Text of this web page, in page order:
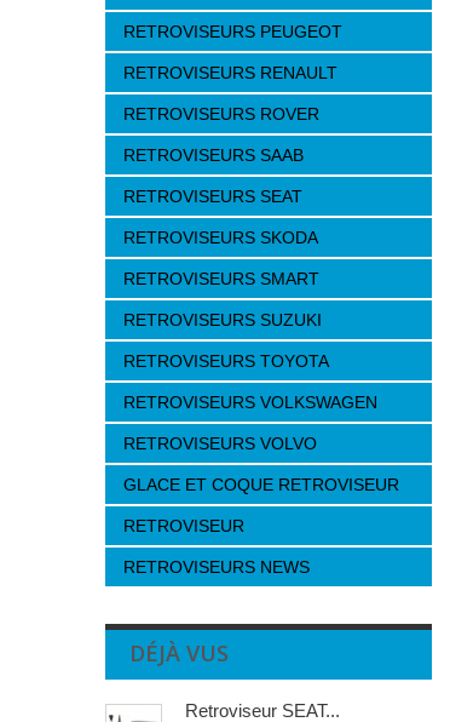
RETROVISEURS PEUGEOT
RETROVISEURS RENAULT
RETROVISEURS ROVER
RETROVISEURS SAAB
RETROVISEURS SEAT
RETROVISEURS SKODA
RETROVISEURS SMART
RETROVISEURS SUZUKI
RETROVISEURS TOYOTA
RETROVISEURS VOLKSWAGEN
RETROVISEURS VOLVO
GLACE ET COQUE RETROVISEUR
RETROVISEUR
RETROVISEURS NEWS
DÉJÀ VUS
Retroviseur SEAT...